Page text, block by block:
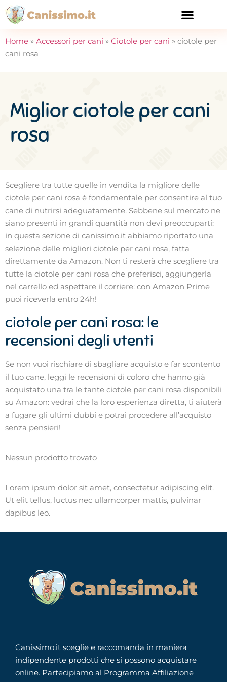
Home » Accessori per cani » Ciotole per cani » ciotole per
cani rosa
Miglior ciotole per cani
rosa
Scegliere tra tutte quelle in vendita la migliore delle
ciotole per cani rosa è fondamentale per consentire al tuo
cane di nutrirsi adeguatamente. Sebbene sul mercato ne
siano presenti in grandi quantità non devi preoccuparti:
in questa sezione di canissimo.it abbiamo riportato una
selezione delle migliori ciotole per cani rosa, fatta
direttamente da Amazon. Non ti resterà che scegliere tra
tutte la ciotole per cani rosa che preferisci, aggiungerla
nel carrello ed aspettare il corriere: con Amazon Prime
puoi riceverla entro 24h!
ciotole per cani rosa: le
recensioni degli utenti
Se non vuoi rischiare di sbagliare acquisto e far scontento
il tuo cane, leggi le recensioni di coloro che hanno già
acquistato una tra le tante ciotole per cani rosa disponibili
su Amazon: vedrai che la loro esperienza diretta, ti aiuterà
a fugare gli ultimi dubbi e potrai procedere all’acquisto
senza pensieri!
Nessun prodotto trovato
Lorem ipsum dolor sit amet, consectetur adipiscing elit.
Ut elit tellus, luctus nec ullamcorper mattis, pulvinar
dapibus leo.
Canissimo.it sceglie e raccomanda in maniera
indipendente prodotti che si possono acquistare
online. Partecipiamo al Programma Affiliazione